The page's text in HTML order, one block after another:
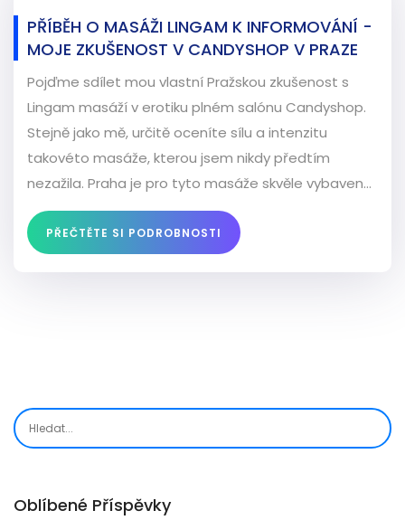
PŘÍBĚH O MASÁŽI LINGAM K INFORMOVÁNÍ -
MOJE ZKUŠENOST V CANDYSHOP V PRAZE
Pojďme sdílet mou vlastní Pražskou zkušenost s
Lingam masáží v erotiku plném salónu Candyshop.
Stejně jako mě, určitě oceníte sílu a intenzitu
takovéto masáže, kterou jsem nikdy předtím
nezažila. Praha je pro tyto masáže skvěle vybavena
a Candyshop je příkladem salónu, který zaručuje
skvělou zkušenost. Připojte se k mému cestování po
světě erotických masáží a dozvíte se více o tom,
PŘEČTĚTE SI PODROBNOSTI
Oblíbené Příspěvky